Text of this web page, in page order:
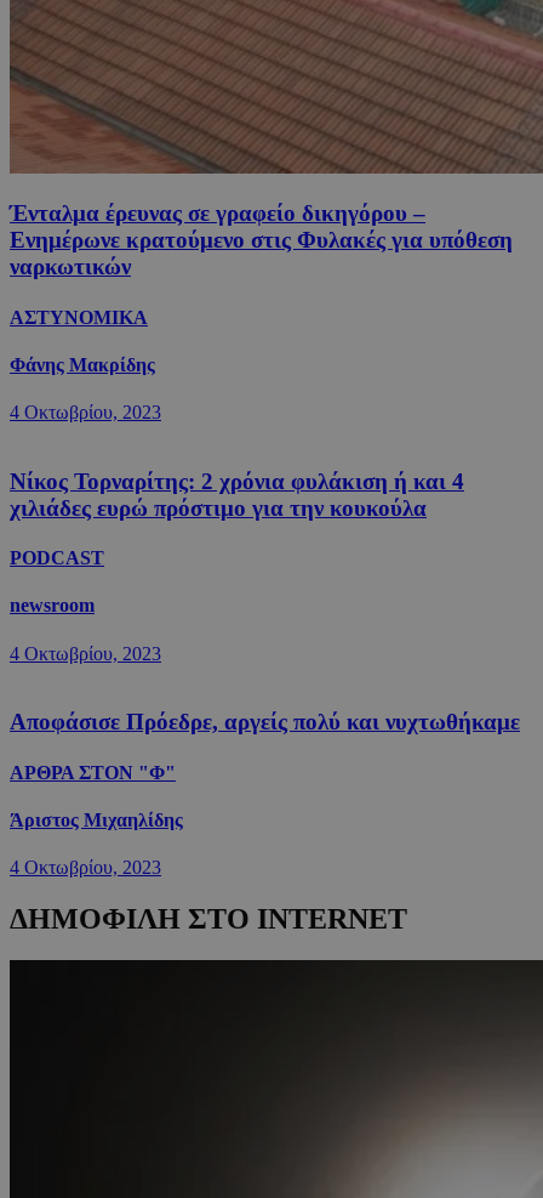
Ένταλμα έρευνας σε γραφείο δικηγόρου –
Ενημέρωνε κρατούμενο στις Φυλακές για υπόθεση
ναρκωτικών
ΑΣΤΥΝΟΜΙΚΑ
Φάνης Μακρίδης
4 Οκτωβρίου, 2023
Νίκος Τορναρίτης: 2 χρόνια φυλάκιση ή και 4
χιλιάδες ευρώ πρόστιμο για την κουκούλα
PODCAST
newsroom
4 Οκτωβρίου, 2023
Αποφάσισε Πρόεδρε, αργείς πολύ και νυχτωθήκαμε
ΑΡΘΡΑ ΣΤΟΝ "Φ"
Άριστος Μιχαηλίδης
4 Οκτωβρίου, 2023
ΔΗΜΟΦΙΛΗ ΣΤΟ INTERNET